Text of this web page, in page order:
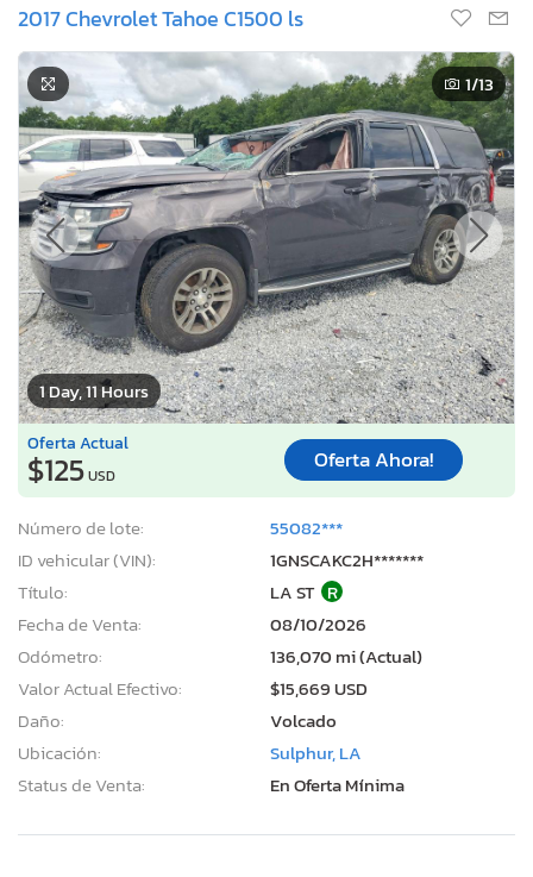
2017 Chevrolet Tahoe C1500 ls
1 Day, 11 Hours
1/13
Oferta Actual
$125USD
Oferta Ahora!
Número de lote:
55082***
ID vehicular (VIN):
1GNSCAKC2H*******
Título:
LA ST R
Fecha de Venta:
08/10/2026
Odómetro:
136,070 mi (Actual)
Valor Actual Efectivo:
$15,669 USD
Daño:
Volcado
Ubicación:
Sulphur, LA
Status de Venta:
En Oferta Mínima